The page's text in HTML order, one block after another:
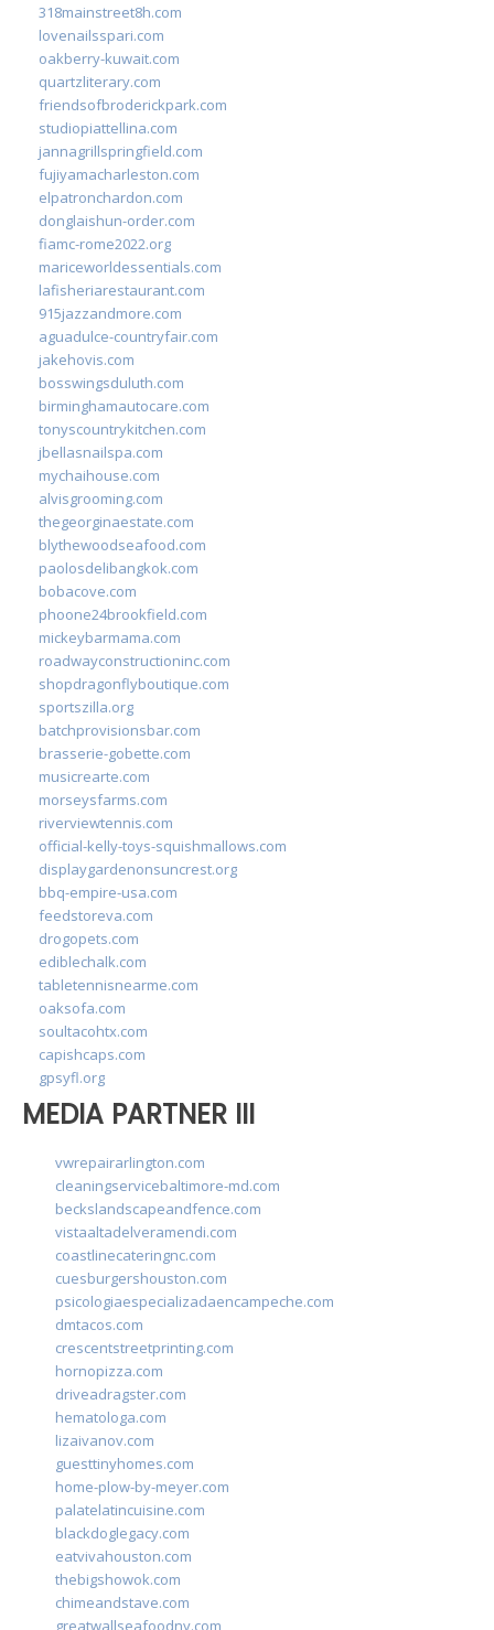
318mainstreet8h.com
lovenailsspari.com
oakberry-kuwait.com
quartzliterary.com
friendsofbroderickpark.com
studiopiattellina.com
jannagrillspringfield.com
fujiyamacharleston.com
elpatronchardon.com
donglaishun-order.com
fiamc-rome2022.org
mariceworldessentials.com
lafisheriarestaurant.com
915jazzandmore.com
aguadulce-countryfair.com
jakehovis.com
bosswingsduluth.com
birminghamautocare.com
tonyscountrykitchen.com
jbellasnailspa.com
mychaihouse.com
alvisgrooming.com
thegeorginaestate.com
blythewoodseafood.com
paolosdelibangkok.com
bobacove.com
phoone24brookfield.com
mickeybarmama.com
roadwayconstructioninc.com
shopdragonflyboutique.com
sportszilla.org
batchprovisionsbar.com
brasserie-gobette.com
musicrearte.com
morseysfarms.com
riverviewtennis.com
official-kelly-toys-squishmallows.com
displaygardenonsuncrest.org
bbq-empire-usa.com
feedstoreva.com
drogopets.com
ediblechalk.com
tabletennisnearme.com
oaksofa.com
soultacohtx.com
capishcaps.com
gpsyfl.org
MEDIA PARTNER III
vwrepairarlington.com
cleaningservicebaltimore-md.com
beckslandscapeandfence.com
vistaaltadelveramendi.com
coastlinecateringnc.com
cuesburgershouston.com
psicologiaespecializadaencampeche.com
dmtacos.com
crescentstreetprinting.com
hornopizza.com
driveadragster.com
hematologa.com
lizaivanov.com
guesttinyhomes.com
home-plow-by-meyer.com
palatelatincuisine.com
blackdoglegacy.com
eatvivahouston.com
thebigshowok.com
chimeandstave.com
greatwallseafoodny.com